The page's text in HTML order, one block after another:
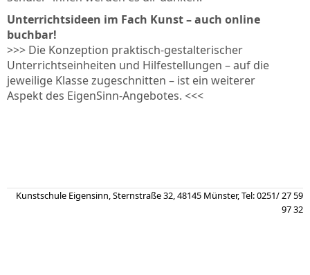
Unterrichtsideen im Fach Kunst – auch online
buchbar!
>>> Die Konzeption praktisch-gestalterischer
Unterrichtseinheiten und Hilfestellungen – auf die
jeweilige Klasse zugeschnitten – ist ein weiterer
Aspekt des EigenSinn-Angebotes. <<<
Kunstschule Eigensinn, Sternstraße 32, 48145 Münster, Tel: 0251/ 27 59
97 32